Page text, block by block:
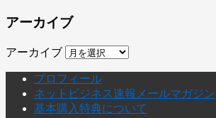
アーカイブ
アーカイブ
プロフィール
ネットビジネス速報メールマガジン
基本購入特典について